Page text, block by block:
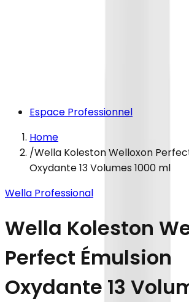
Espace Professionnel
Home
/Wella Koleston Welloxon
Oxydante 13 Volumes 1000 ml
Wella Professional
Wella Koleston
Perfect Émulsion
Oxydante 13